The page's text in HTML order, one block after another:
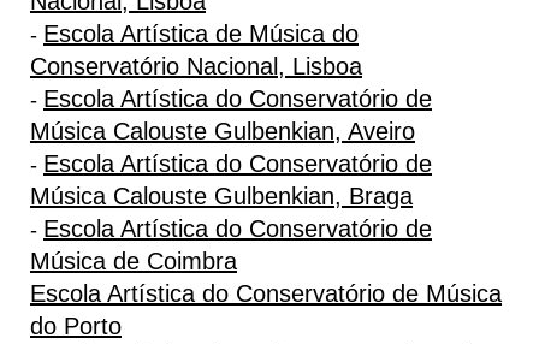
- Escola Artística de Música do
Conservatório Nacional, Lisboa
- Escola Artística do Conservatório de
Música Calouste Gulbenkian, Aveiro
- Escola Artística do Conservatório de
Música Calouste Gulbenkian, Braga
- Escola Artística do Conservatório de
Música de Coimbra
Escola Artística do Conservatório de Música
do Porto